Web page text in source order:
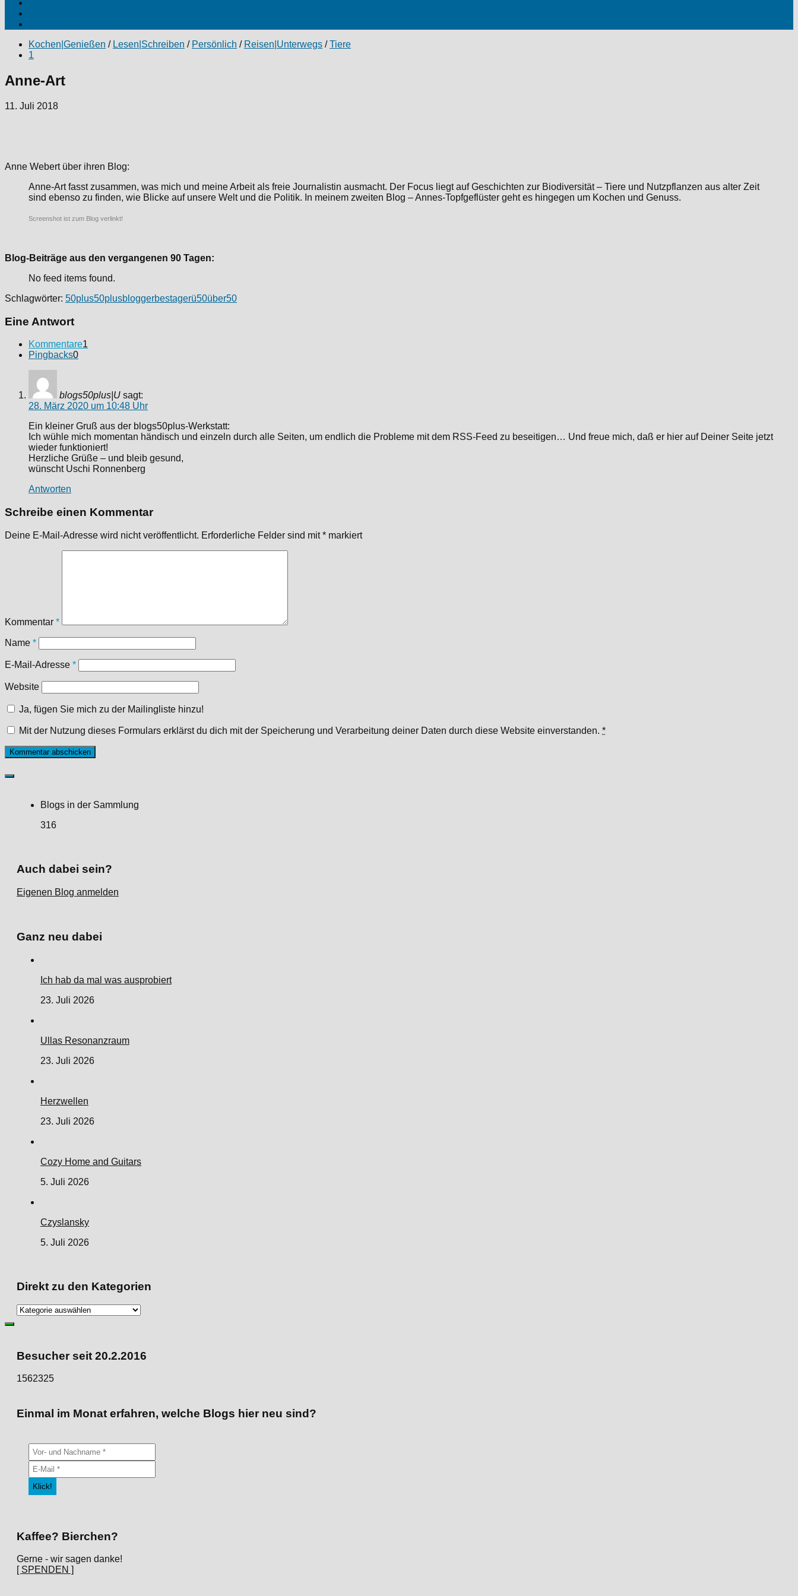
Kochen|Genießen / Lesen|Schreiben / Persönlich / Reisen|Unterwegs / Tiere
1
Anne-Art
11. Juli 2018
Anne Webert über ihren Blog:
Anne-Art fasst zusammen, was mich und meine Arbeit als freie Journalistin ausmacht. Der Focus liegt auf Geschichten zur Biodiversität – Tiere und Nutzpflanzen aus alter Zeit
sind ebenso zu finden, wie Blicke auf unsere Welt und die Politik. In meinem zweiten Blog – Annes-Topfgeflüster geht es hingegen um Kochen und Genuss.
Screenshot ist zum Blog verlinkt!
Blog-Beiträge aus den vergangenen 90 Tagen:
No feed items found.
Schlagwörter: 50plus50plusbloggerbestagerü50über50
Eine Antwort
Kommentare1
Pingbacks0
blogs50plus|U sagt:
28. März 2020 um 10:48 Uhr
Ein kleiner Gruß aus der blogs50plus-Werkstatt:
Ich wühle mich momentan händisch und einzeln durch alle Seiten, um endlich die Probleme mit dem RSS-Feed zu beseitigen… Und freue mich, daß er hier auf Deiner Seite jetzt
wieder funktioniert!
Herzliche Grüße – und bleib gesund,
wünscht Uschi Ronnenberg
Antworten
Schreibe einen Kommentar
Deine E-Mail-Adresse wird nicht veröffentlicht. Erforderliche Felder sind mit* markiert
Kommentar *
Name *
E-Mail-Adresse *
Website
Ja, fügen Sie mich zu der Mailingliste hinzu!
Mit der Nutzung dieses Formulars erklärst du dich mit der Speicherung und Verarbeitung deiner Daten durch diese Website einverstanden. *
Blogs in der Sammlung
316
Auch dabei sein?
Eigenen Blog anmelden
Ganz neu dabei
Ich hab da mal was ausprobiert
23. Juli 2026
Ullas Resonanzraum
23. Juli 2026
Herzwellen
23. Juli 2026
Cozy Home and Guitars
5. Juli 2026
Czyslansky
5. Juli 2026
Direkt zu den Kategorien
Direkt
Besucher seit 20.2.2016
1562325
Einmal im Monat erfahren, welche Blogs hier neu sind?
Kaffee? Bierchen?
Gerne - wir sagen danke!
[ SPENDEN ]